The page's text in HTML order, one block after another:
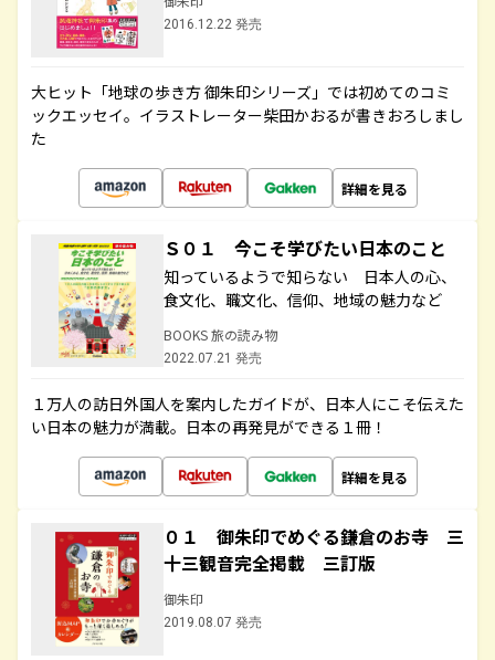
2016.12.22 発売
大ヒット「地球の歩き方 御朱印シリーズ」では初めてのコミ
ックエッセイ。イラストレーター柴田かおるが書きおろしまし
た
詳細を見る
Ｓ０１ 今こそ学びたい日本のこと
知っているようで知らない 日本人の心、
食文化、職文化、信仰、地域の魅力など
BOOKS 旅の読み物
2022.07.21 発売
１万人の訪日外国人を案内したガイドが、日本人にこそ伝えた
い日本の魅力が満載。日本の再発見ができる１冊！
詳細を見る
０１ 御朱印でめぐる鎌倉のお寺 三
十三観音完全掲載 三訂版
御朱印
2019.08.07 発売